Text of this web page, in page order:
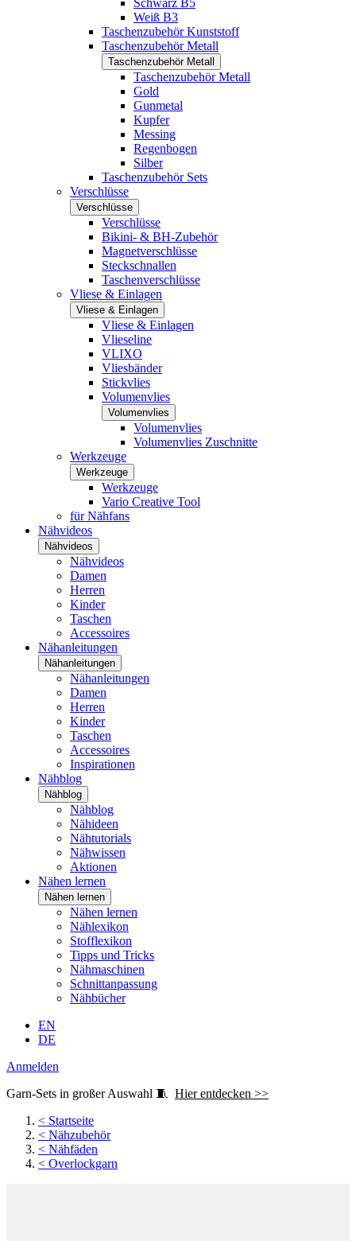
Schwarz B5
Weiß B3
Taschenzubehör Kunststoff
Taschenzubehör Metall
Taschenzubehör Metall
Taschenzubehör Metall
Gold
Gunmetal
Kupfer
Messing
Regenbogen
Silber
Taschenzubehör Sets
Verschlüsse
Verschlüsse
Verschlüsse
Bikini- & BH-Zubehör
Magnetverschlüsse
Steckschnallen
Taschenverschlüsse
Vliese & Einlagen
Vliese & Einlagen
Vliese & Einlagen
Vlieseline
VLIXO
Vliesbänder
Stickvlies
Volumenvlies
Volumenvlies
Volumenvlies
Volumenvlies Zuschnitte
Werkzeuge
Werkzeuge
Werkzeuge
Vario Creative Tool
für Nähfans
Nähvideos
Nähvideos
Nähvideos
Damen
Herren
Kinder
Taschen
Accessoires
Nähanleitungen
Nähanleitungen
Nähanleitungen
Damen
Herren
Kinder
Taschen
Accessoires
Inspirationen
Nähblog
Nähblog
Nähblog
Nähideen
Nähtutorials
Nähwissen
Aktionen
Nähen lernen
Nähen lernen
Nähen lernen
Nählexikon
Stofflexikon
Tipps und Tricks
Nähmaschinen
Schnittanpassung
Nähbücher
EN
DE
Anmelden
Garn-Sets in großer Auswahl 🧵 Hier entdecken >>
< Startseite
< Nähzubehör
< Nähfäden
< Overlockgarn